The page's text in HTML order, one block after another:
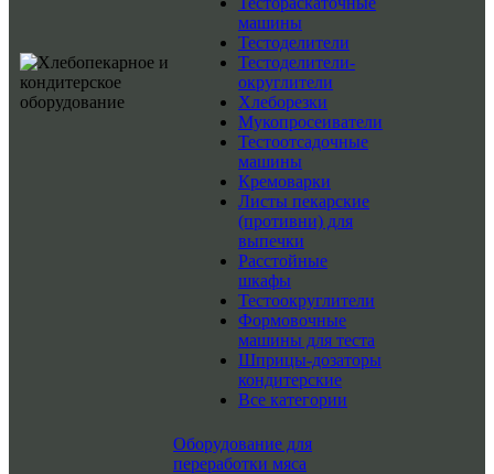
машины
Тестоделители
Тестоделители-
округлители
Хлеборезки
Мукопросеиватели
Тестоотсадочные
машины
Кремоварки
Листы пекарские
(противни) для
выпечки
Расстойные
шкафы
Тестоокруглители
Формовочные
машины для теста
Шприцы-дозаторы
кондитерские
Все категории
Оборудование для
переработки мяса